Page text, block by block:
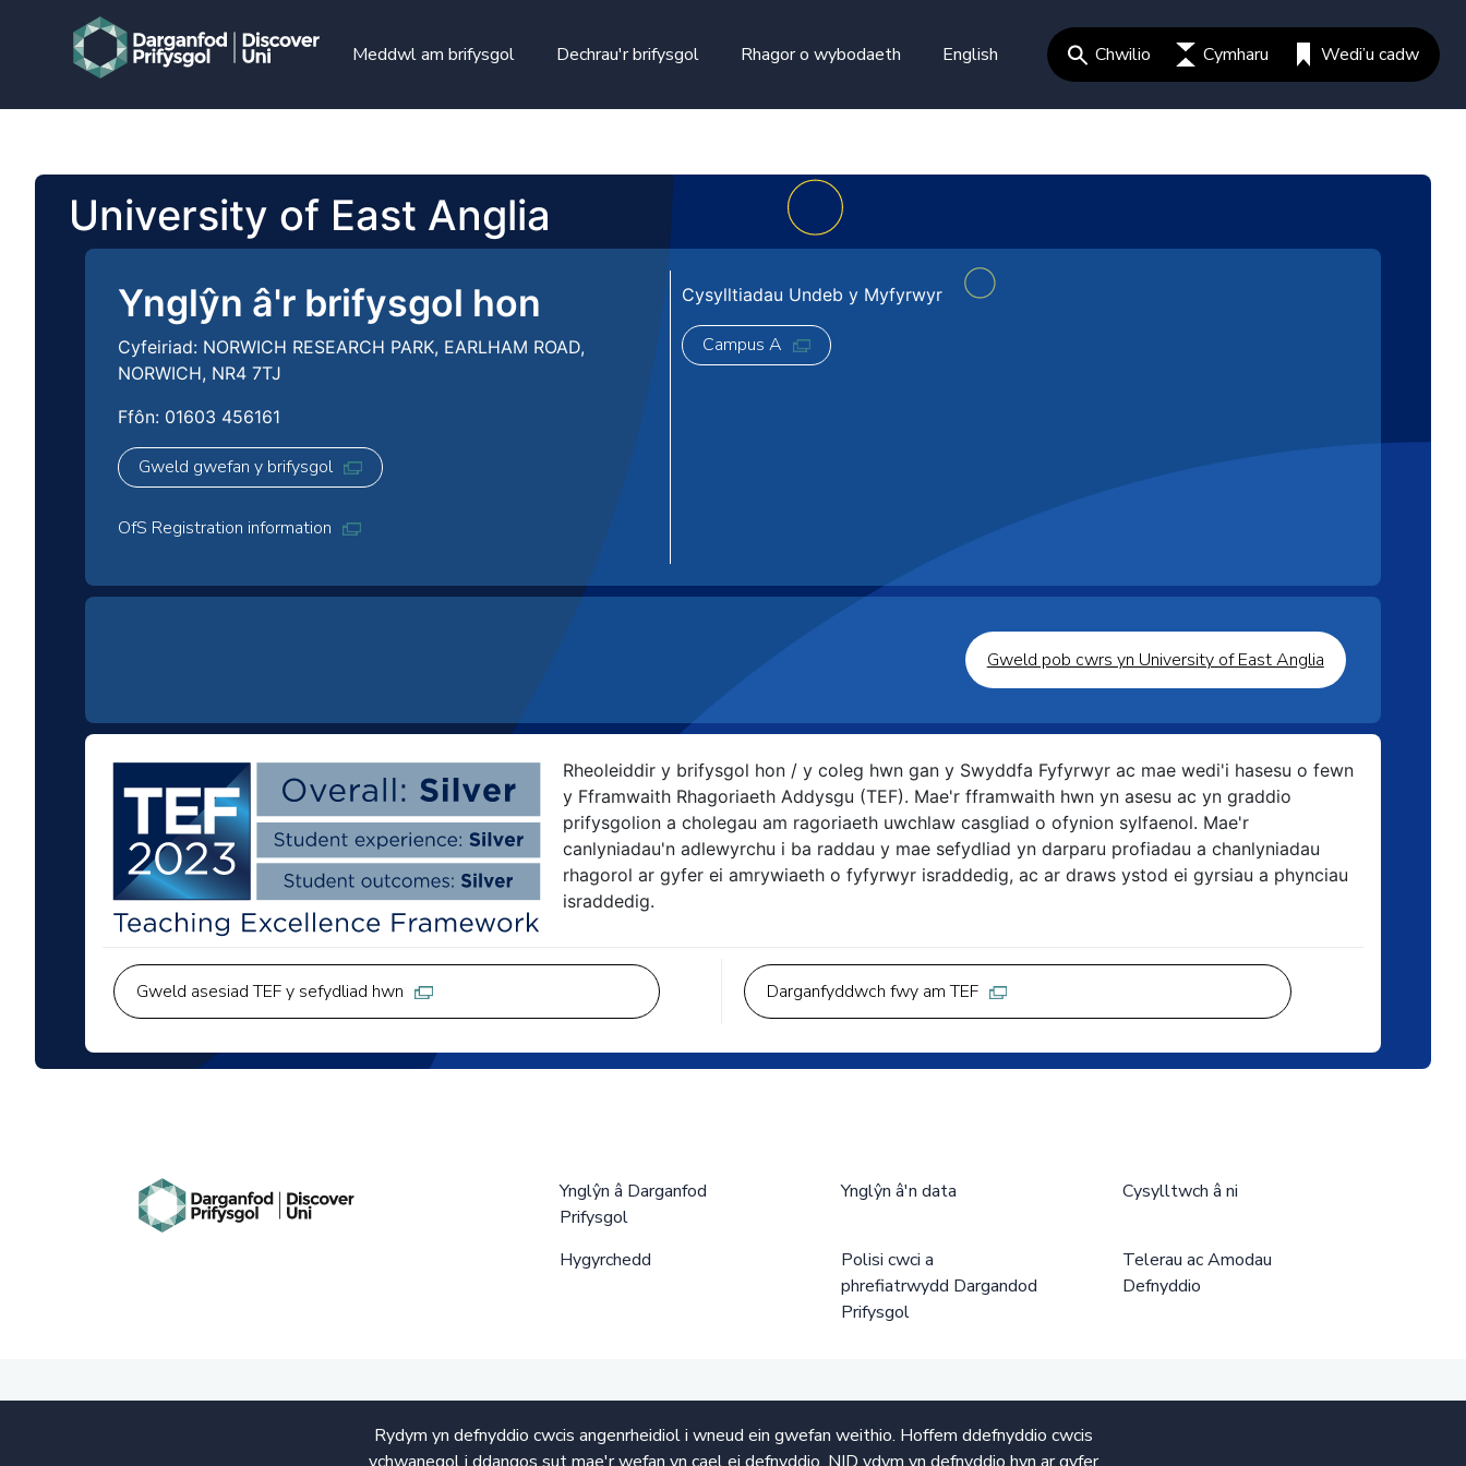
Meddwl am brifysgol
Dechrau'r brifysgol Rhagor o wybodaeth English Chwilio Cymharu Wedi’u cadw
University of East Anglia
Ynglŷn â'r brifysgol hon
Cyfeiriad: NORWICH RESEARCH PARK, EARLHAM ROAD,
NORWICH, NR4 7TJ
Ffôn: 01603 456161
Gweld gwefan y brifysgol
OfS Registration information
Cysylltiadau Undeb y Myfyrwyr
Campus A
Gweld pob cwrs yn University of East Anglia
Rheoleiddir y brifysgol hon / y coleg hwn gan y Swyddfa Fyfyrwyr ac mae wedi'i hasesu o fewn
y Fframwaith Rhagoriaeth Addysgu (TEF). Mae'r fframwaith hwn yn asesu ac yn graddio
prifysgolion a cholegau am ragoriaeth uwchlaw casgliad o ofynion sylfaenol. Mae'r
canlyniadau'n adlewyrchu i ba raddau y mae sefydliad yn darparu profiadau a chanlyniadau
rhagorol ar gyfer ei amrywiaeth o fyfyrwyr israddedig, ac ar draws ystod ei gyrsiau a phynciau
israddedig.
Gweld asesiad TEF y sefydliad hwn Darganfyddwch fwy am TEF
Rydym yn defnyddio cwcis angenrheidiol i wneud ein gwefan weithio. Hoffem ddefnyddio cwcis
Ynglŷn â Darganfod
Prifysgol
Ynglŷn â'n data Cysylltwch â ni
Hygyrchedd
Polisi cwci a
phrefiatrwydd Dargandod
Prifysgol
Telerau ac Amodau
Defnyddio